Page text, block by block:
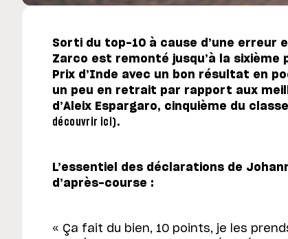
Sorti du top-10 à cause d’une erreur
Zarco est remonté jusqu’à la sixième
Prix d’Inde avec un bon résultat en
un peu en retrait par rapport aux
d’Aleix Espargaro, cinquième du
découvrir ici).
L’essentiel des déclarations de
d’après-course :
« Ça fait du bien, 10 points, je les